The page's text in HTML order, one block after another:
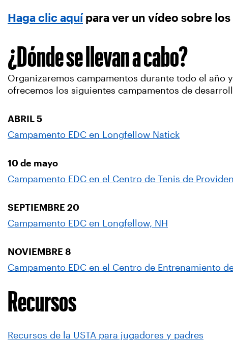
Haga clic aquí para ver un vídeo sobre los
¿Dónde se llevan a cabo?
Organizaremos campamentos durante todo el año
ofrecemos los siguientes campamentos de
ABRIL 5
Campamento EDC en Longfellow Natick
10 de mayo
Campamento EDC en el Centro de Tenis de
SEPTIEMBRE 20
Campamento EDC en Longfellow, NH
NOVIEMBRE 8
Campamento EDC en el Centro de Entrenamiento
Recursos
Recursos de la USTA para jugadores y padres